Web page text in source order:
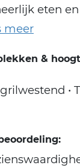
eten
&
•